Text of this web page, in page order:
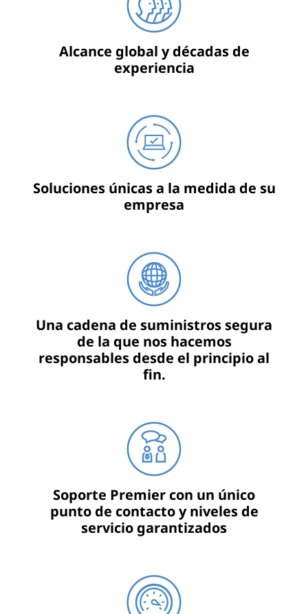
Alcance global y décadas de
experiencia
Soluciones únicas a la medida de su
empresa
Una cadena de suministros segura
de la que nos hacemos
responsables desde el principio al
fin.
Soporte Premier con un único
punto de contacto y niveles de
servicio garantizados